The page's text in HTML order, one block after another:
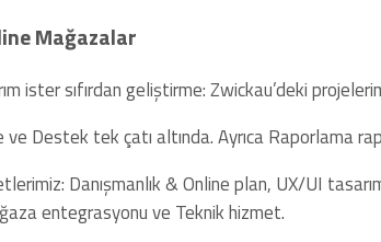
Mağazalar
ister sıfırdan geliştirme: Zwickau’deki
ve Destek tek çatı altında. Ayrıca Raporlama
Danışmanlık & Online plan, UX/UI
entegrasyonu ve Teknik hizmet.